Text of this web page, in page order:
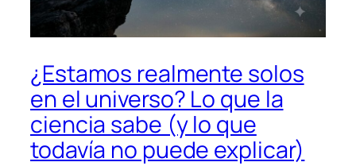
¿Estamos realmente solos
en el universo? Lo que la
ciencia sabe (y lo que
todavía no puede explicar)